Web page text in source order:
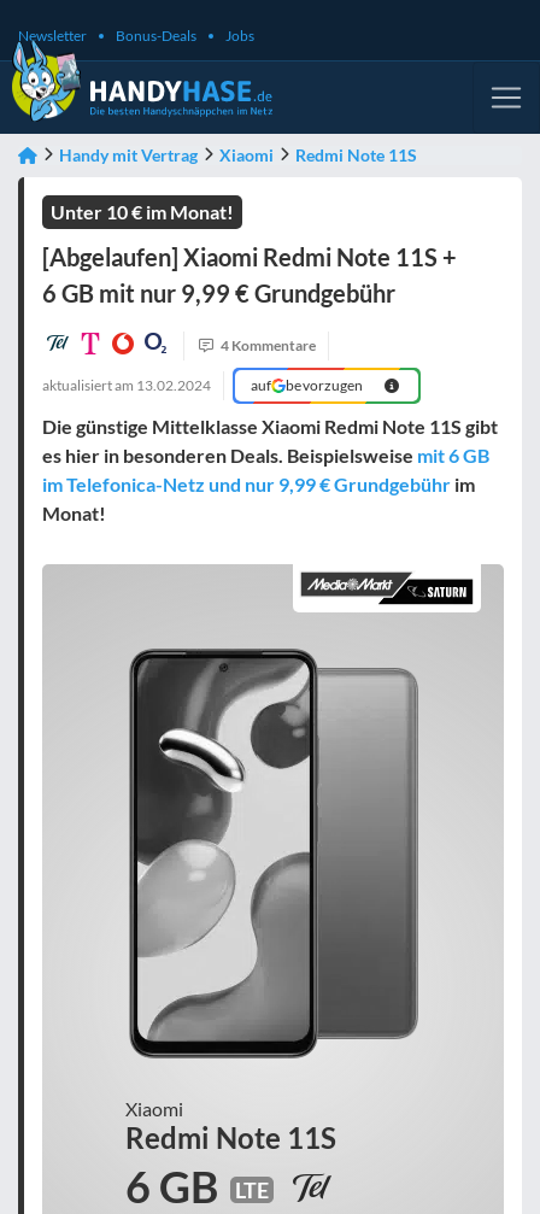
Newsletter Bonus-Deals Jobs
Handy mit Vertrag Xiaomi Redmi Note 11S
Unter 10 € im Monat!
[Abgelaufen] Xiaomi Redmi Note 11S +
6 GB mit nur 9,99 € Grundgebühr
4 Kommentare
aktualisiert am 13.02.2024 auf bevorzugen
Die günstige Mittelklasse Xiaomi Redmi Note 11S gibt
es hier in besonderen Deals. Beispielsweise mit 6 GB
im Telefonica-Netz und nur 9,99 € Grundgebühr im
Monat!
Xiaomi
Redmi Note 11S
6 GB LTE